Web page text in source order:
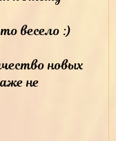
весело :)
новых
не